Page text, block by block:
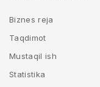
Biznes reja
Taqdimot
Mustaqil ish
Statistika